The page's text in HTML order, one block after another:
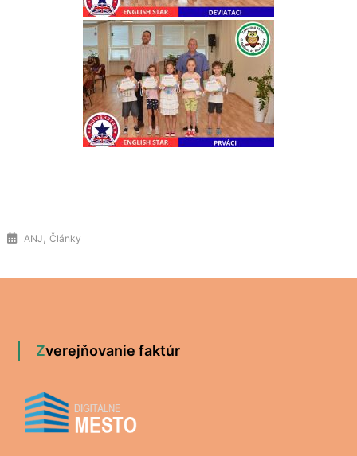
ANJ , Články
Zverejňovanie faktúr